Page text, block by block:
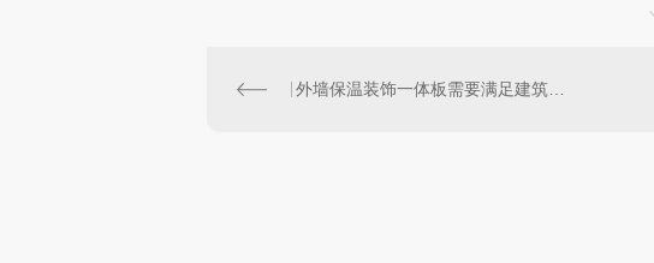
外墙保温装饰一体板需要满足建筑节能标准的需要